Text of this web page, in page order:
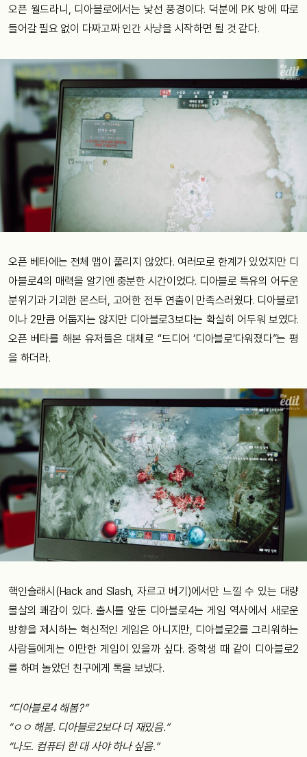
오픈 월드라니, 디아블로에서는 낯선 풍경이다. 덕분에 P.K 방에 따로
들어갈 필요 없이 다짜고짜 인간 사냥을 시작하면 될 것 같다.
오픈 베타에는 전체 맵이 풀리지 않았다. 여러모로 한계가 있었지만 디
아블로4의 매력을 알기엔 충분한 시간이었다. 디아블로 특유의 어두운
분위기과 기괴한 몬스터, 고어한 전투 연출이 만족스러웠다. 디아블로1
이나 2만큼 어둡지는 않지만 디아블로3보다는 확실히 어두워 보였다.
오픈 베타를 해본 유저들은 대체로 “드디어 ‘디아블로’다워졌다”는 평
을 하더라.
핵인슬래시(Hack and Slash, 자르고 베기)에서만 느낄 수 있는 대량
몰살의 쾌감이 있다. 출시를 앞둔 디아블로4는 게임 역사에서 새로운
방향을 제시하는 혁신적인 게임은 아니지만, 디아블로2를 그리워하는
사람들에게는 이만한 게임이 있을까 싶다. 중학생 때 같이 디아블로2
를 하며 놀았던 친구에게 톡을 보냈다.
“디아블로4 해봄?”
“ㅇㅇ 해봄. 디아블로2보다 더 재밌음.”
“나도. 컴퓨터 한 대 사야 하나 싶음.”